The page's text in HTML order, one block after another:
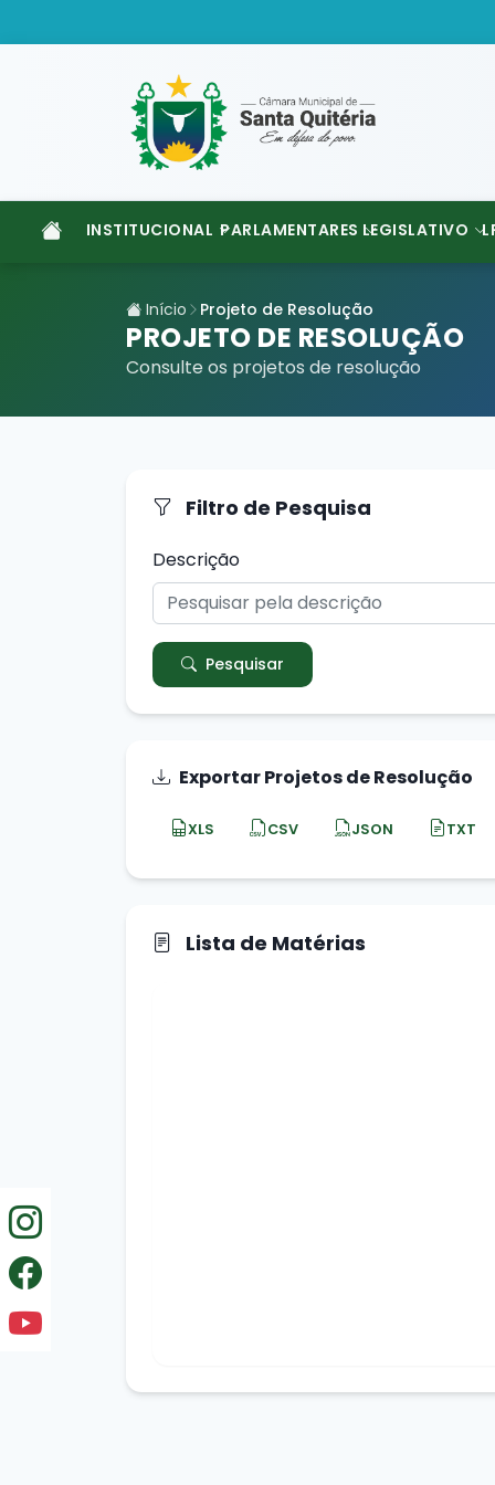
INSTITUCIONAL PARLAMENTARES LEGISLATIVO
Início Projeto de Resolução
PROJETO DE RESOLUÇÃO
Consulte os projetos de resolução
Filtro de Pesquisa
Descrição
Pesquisar
Exportar Projetos de Resolução
XLS CSV JSON TXT
Lista de Matérias